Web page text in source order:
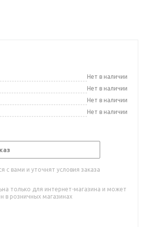
Нет в наличии
Нет в наличии
Нет в наличии
Нет в наличии
вами и уточнят условия заказа
только для интернет-магазина и может
в розничных магазинах